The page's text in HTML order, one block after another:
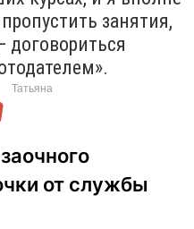
занятия,
договориться
Татьяна
от службы